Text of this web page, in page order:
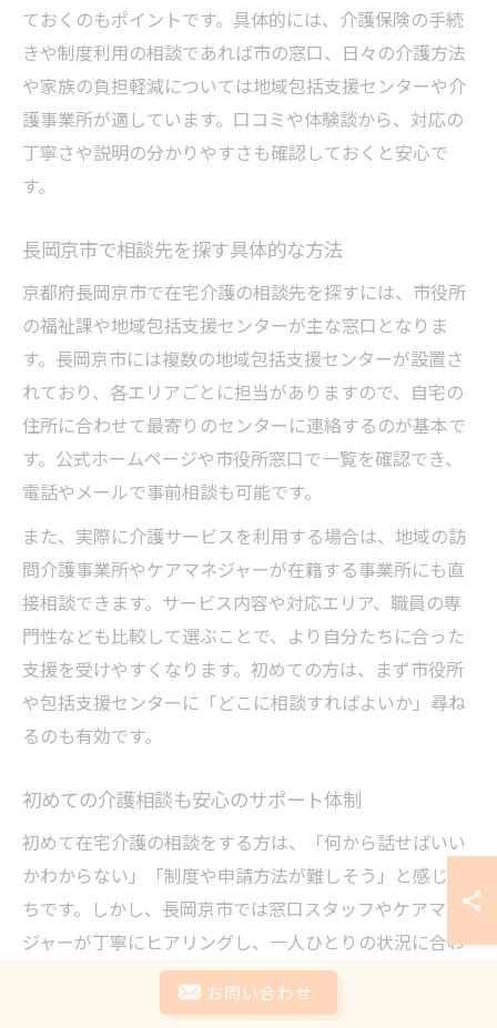
ておくのもポイントです。具体的には、介護保険の手続
きや制度利用の相談であれば市の窓口、日々の介護方法
や家族の負担軽減については地域包括支援センターや介
護事業所が適しています。口コミや体験談から、対応の
丁寧さや説明の分かりやすさも確認しておくと安心で
す。
長岡京市で相談先を探す具体的な方法
京都府長岡京市で在宅介護の相談先を探すには、市役所
の福祉課や地域包括支援センターが主な窓口となりま
す。長岡京市には複数の地域包括支援センターが設置さ
れており、各エリアごとに担当がありますので、自宅の
住所に合わせて最寄りのセンターに連絡するのが基本で
す。公式ホームページや市役所窓口で一覧を確認でき、
電話やメールで事前相談も可能です。
また、実際に介護サービスを利用する場合は、地域の訪
問介護事業所やケアマネジャーが在籍する事業所にも直
接相談できます。サービス内容や対応エリア、職員の専
門性なども比較して選ぶことで、より自分たちに合った
支援を受けやすくなります。初めての方は、まず市役所
や包括支援センターに「どこに相談すればよいか」尋ね
るのも有効です。
初めての介護相談も安心のサポート体制
初めて在宅介護の相談をする方は、「何から話せばいい
かわからない」「制度や申請方法が難しそう」と感じが
ちです。しかし、長岡京市では窓口スタッフやケアマネ
ジャーが丁寧にヒアリングし、一人ひとりの状況に合わ
せて説明やアドバイスを行っています。例えば、介護保
険の申請やサービス利用の流れを図解やパンフレットで
お問い合わせ